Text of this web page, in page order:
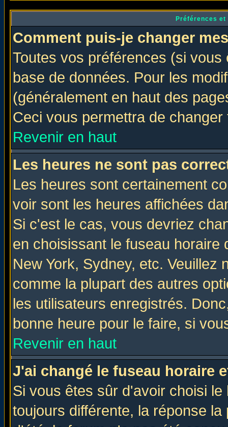
Préférences
Comment puis-je changer
Toutes vos préférences (si
base de données. Pour les
(généralement en haut des
Ceci vous permettra de
Revenir en haut
Les heures ne sont pas
Les heures sont certainement
voir sont les heures affichées
Si c'est le cas, vous devriez
en choisissant le fuseau
New York, Sydney, etc. Veuillez
comme la plupart des autres
les utilisateurs enregistrés.
bonne heure pour le faire, si
Revenir en haut
J'ai changé le fuseau horaire
Si vous êtes sûr d'avoir choisi
toujours différente, la réponse